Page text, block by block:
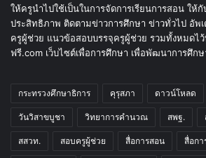
ให้ครูนำไปใช้เป็นในการจัดการเรียนการสอน ให้
ประสิทธิภาพ ติดตามข่าวการศึกษา ข่าวทั่วไป อัพ
ครูผู้ช่วย แนวข้อสอบบรรจุครูผู้ช่วย รวมทั้งหมดไ
ฟรี.com เว็บไซต์เพื่อการศึกษา เพื่อพัฒนาการศึก
กระทรวงศึกษาธิการ คุรุสภา ดาวน์โหลด
วันวิสาขบูชา วิทยาการคำนวณ สพฐ.
สสวท. สอบครูผู้ช่วย สื่อการสอน สื่อก